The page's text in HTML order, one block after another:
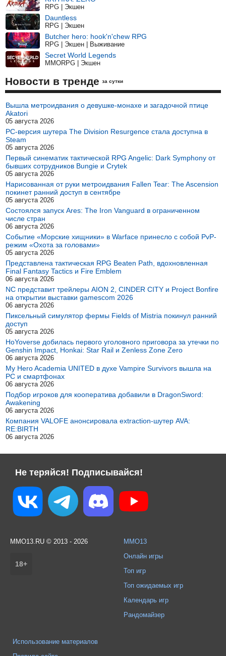
RPG | Экшен
Dauntless
RPG | Экшен
Butcher hero: hook'n'chew RPG
RPG | Экшен | Выживание
Secret World Legends
MMORPG | Экшен
Новости в тренде за сутки
Вышла метроидвания о девушке-монахе и загадочной птице
Akatori
05 августа 2026
PC-версия шутера The Division Resurgence стала доступна в
Steam
05 августа 2026
Первый синематик тактической RPG Angelic: Dark Symphony от
бывших сотрудников Bungie и Crytek
05 августа 2026
Нарисованная от руки метроидвания Fallen Tear: The Ascension
покинет ранний доступ в сентябре
05 августа 2026
Состоялся запуск Ares: The Iron Vanguard в ограниченном
числе стран
06 августа 2026
Событие «Морские хищники» в Warface принесло с собой PvP-
режим «Охота за головами»
05 августа 2026
Представлена тактическая RPG Beaten Path, вдохновленная
Final Fantasy Tactics и Fire Emblem
06 августа 2026
NC представит трейлеры AION 2, CINDER CITY и Project Bonfire
на открытии выставки gamescom 2026
06 августа 2026
Пиксельный симулятор фермы Fields of Mistria покинул ранний
доступ
05 августа 2026
HoYoverse добилась первого уголовного приговора за утечки по
Genshin Impact, Honkai: Star Rail и Zenless Zone Zero
06 августа 2026
My Hero Academia UNITED в духе Vampire Survivors вышла на
PC и смартфонах
06 августа 2026
Подбор игроков для кооператива добавили в DragonSword:
Awakening
06 августа 2026
Компания VALOFE анонсировала extraction-шутер AVA:
RE:BIRTH
06 августа 2026
Не теряйся! Подписывайся!
MMO13.RU © 2013 - 2026
18+
MMO13
Онлайн игры
Топ игр
Топ ожидаемых игр
Календарь игр
Рандомайзер
Использование материалов